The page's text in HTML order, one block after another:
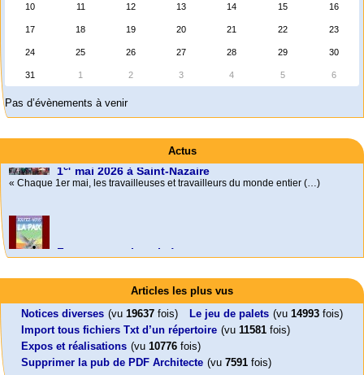
10 11 12 13 14 15 16
17 18 19 20 21 22 23
24 25 26 27 28 29 30
31 1 2 3 4 5 6
Pas d’évènements à venir
Actus
mai 2026 à Saint-Nazaire
« Chaque 1er mai, les travailleuses et travailleurs du monde entier (…)
Aujourd’hui, mercredi 18 mars 2026, le président de la République
Emmanuel (…)
Leonard Peltier libre !
Leonard Peltier, un Amérindien condamné deux fois à la prison à vie pour
un (…)
En Pays-de-la-Loire le couperet est tombé !
« La présidente Horizons de la région Pays de la Loire veut faire voter ce (…)
Mon CV... Cette perle indique une nouveauté, ou le dernier travail (…)
Articles les plus vus
Notices diverses (vu 19637 fois) Le jeu de palets (vu 14993 fois)
Import tous fichiers Txt d’un répertoire (vu 11581 fois)
Expos et réalisations (vu 10776 fois)
Supprimer la pub de PDF Architecte (vu 7591 fois)